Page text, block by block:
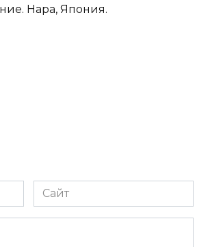
Нара, Япония.
Сайт